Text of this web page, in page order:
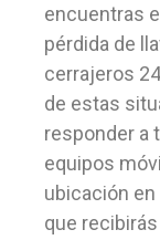
encuentras
pérdida de
cerrajeros
de estas
responder a
equipos
ubicación
que